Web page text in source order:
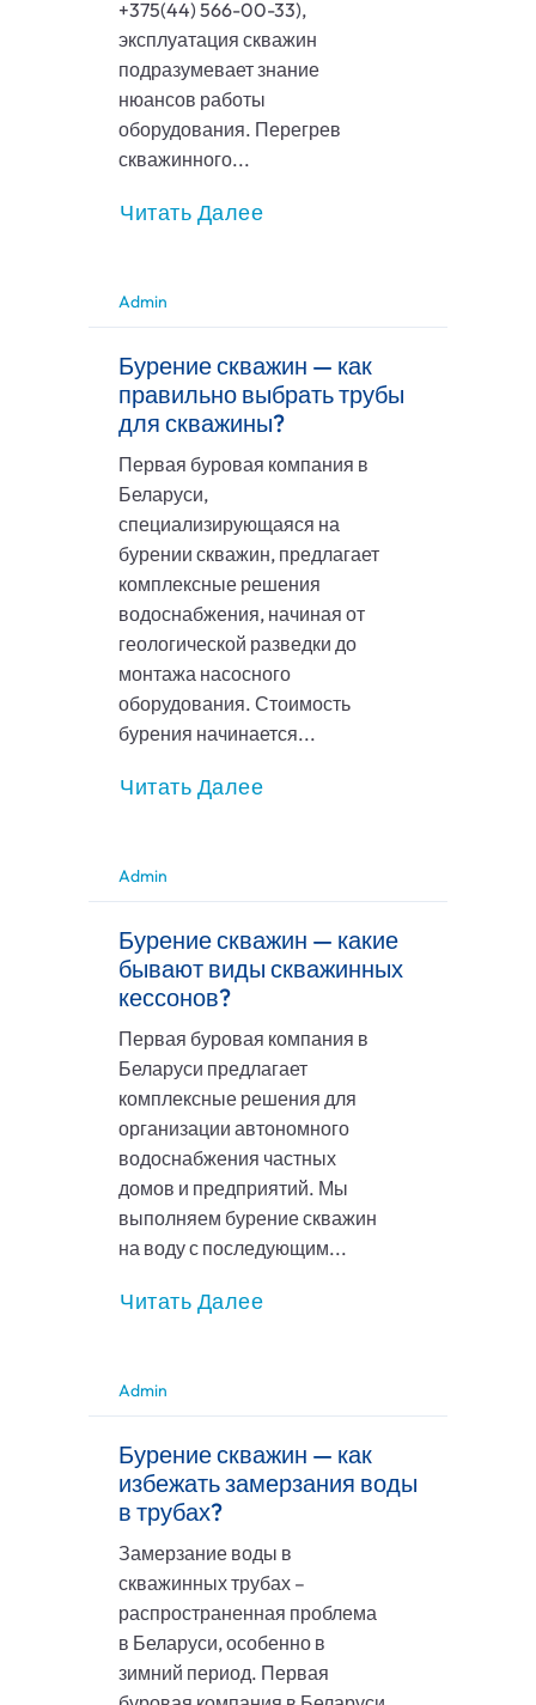
+375(44) 566-00-33),
эксплуатация скважин
подразумевает знание
нюансов работы
оборудования. Перегрев
скважинного...
Читать Далее
Admin
Бурение скважин — как
правильно выбрать трубы
для скважины?
Первая буровая компания в
Беларуси,
специализирующаяся на
бурении скважин, предлагает
комплексные решения
водоснабжения, начиная от
геологической разведки до
монтажа насосного
оборудования. Стоимость
бурения начинается...
Читать Далее
Admin
Бурение скважин — какие
бывают виды скважинных
кессонов?
Первая буровая компания в
Беларуси предлагает
комплексные решения для
организации автономного
водоснабжения частных
домов и предприятий. Мы
выполняем бурение скважин
на воду с последующим...
Читать Далее
Admin
Бурение скважин — как
избежать замерзания воды
в трубах?
Замерзание воды в
скважинных трубах –
распространенная проблема
в Беларуси, особенно в
зимний период. Первая